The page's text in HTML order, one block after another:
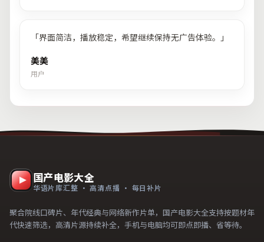
「界面简洁，播放稳定，希望继续保持无广告体验。 」
美美
用户
国产电影大全
华语片库汇整 · 高清点播 · 每日补片
聚合院线口碑片、年代经典与网络新作片单，国产电影大全支持按题材年
代快速筛选，高清片源持续补全，手机与电脑均可即点即播、省等待。